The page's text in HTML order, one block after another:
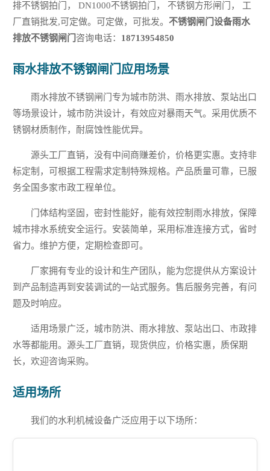
排不锈钢拍门， DN1000不锈钢拍门， 不锈钢方形闸门， 工
厂直销批发,可定做。可定做，可批发。不锈钢闸门设备雨水
排放不锈钢闸门 咨询电话： 18713954850
雨水排放不锈钢闸门应用场景
雨水排放不锈钢闸门专为城市防洪、雨水排放、泵站出口
等场景设计，城市防洪设计，有效应对暴雨天气。采用优质不
锈钢材质制作，耐腐蚀性能优异。
源头工厂直销，没有中间商赚差价，价格更实惠。支持非
标定制，可根据工程需求定制特殊规格。产品质量可靠，已服
务全国多家市政工程单位。
门体结构坚固，密封性能好，能有效控制雨水排放，保障
城市排水系统安全运行。安装简单，采用标准连接方式，省时
省力。维护方便，定期检查即可。
厂家拥有专业的设计和生产团队，能为您提供从方案设计
到产品制造再到安装调试的一站式服务。售后服务完善，有问
题及时响应。
适用场景广泛，城市防洪、雨水排放、泵站出口、市政排
水等都能用。源头工厂直销，现货供应，价格实惠，质保期
长，欢迎咨询采购。
适用场所
我们的水利机械设备广泛应用于以下场所：